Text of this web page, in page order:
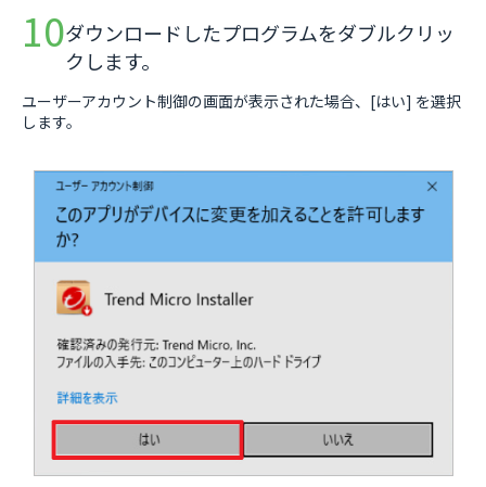
ダウンロードしたプログラムをダブルクリッ
クします。
ユーザーアカウント制御の画面が表示された場合、[はい] を選択
します。